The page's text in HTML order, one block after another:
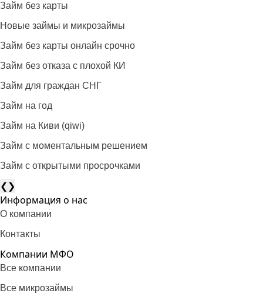
Займ без карты
Новые займы и микрозаймы
Займ без карты онлайн срочно
Займ без отказа с плохой КИ
Займ для граждан СНГ
Займ на год
Займ на Киви (qiwi)
Займ c моментальным решением
Займ с открытыми просрочками
❮❯
Информация о нас
О компании
Контакты
Компании МФО
Все компании
Все микрозаймы